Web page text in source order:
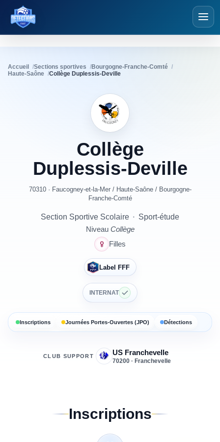
Détections Foot
Accueil Sections sportives
Bourgogne-Franche-Comté
Haute-Saône
Collège Duplessis-Deville
Collège
Duplessis-Deville
70310 · Faucogney-et-la-Mer/ Haute-Saône/ Bourgogne-
Franche-Comté
Section Sportive Scolaire · Sport-étude
Niveau Collège
Filles
Label FFF
INTERNAT
Inscriptions Journées Portes-Ouvertes (JPO) Détections
CLUB SUPPORT US Franchevelle
70200 · Franchevelle
Inscriptions